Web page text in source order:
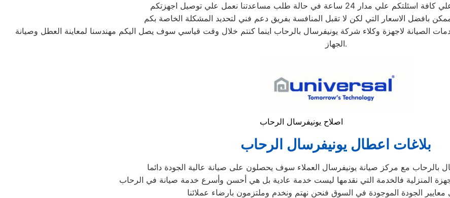
ساعة في حالة طلب مساعدتنا نعمل علي توصيل اجهزتكم
بافضل الاسعار التي لكن لا تقبل المنافسة بفريق دعم فني لتحديد المشكلة الخاصة بكم
الصيانة لاجهزة وكلاء شركة يونيفرسال بالرحاب اينما كنتم خلال وقت قياسي سوف يصل اليكم مهندسنا لمعاينة العطل وصيانة
الجهاز.
اصلاح يونيفرسال الرحاب
بلاغات اعطال يونيفرسال الرحاب
بالرحاب مع مركز صيانة يونيفرسال العملاء سوف يحصلون على صيانة عالية الجودة دائما
المنزلية فالخدمة التي نقدمها ليست خدمة عادية بل هي أحسن وأسرع خدمة صيانة في الرحاب
الجودة الموجودة في السوق فنحن نهتم ونخدم وملتزمون بارضاء عملائنا